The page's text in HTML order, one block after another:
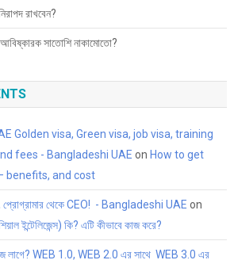
রাখবেন?
সাতোশি নাকামোতো?
Golden visa, Green visa, job visa, training
fees - Bangladeshi UAE on How to get
benefits, and cost
প্রোগ্রামার থেকে CEO! - Bangladeshi UAE on
ইন্টেলিজেন্স) কি? এটি কীভাবে কাজ করে?
লাগে? WEB 1.0, WEB 2.0 এর সাথে WEB 3.0 এর